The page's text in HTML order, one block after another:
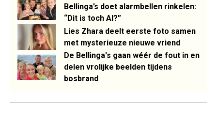
Bellinga’s doet alarmbellen rinkelen:
“Dit is toch AI?”
Lies Zhara deelt eerste foto samen
met mysterieuze nieuwe vriend
De Bellinga's gaan wéér de fout in en
delen vrolijke beelden tijdens
bosbrand